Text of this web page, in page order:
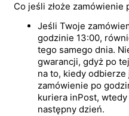
Co jeśli złoże zamówienie
Jeśli Twoje
godzinie 13:00,
tego samego dnia.
gwarancji, gdyż po
na to, kiedy odbierze
zamówienie po
kuriera inPost,
następny dzień.